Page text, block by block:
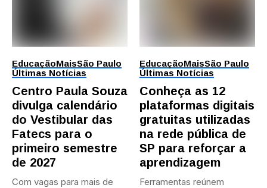
EducaçãoMaisSão Paulo
Últimas Notícias
Centro Paula Souza
divulga calendário
do Vestibular das
Fatecs para o
primeiro semestre
de 2027
Com vagas para mais de
EducaçãoMaisSão Paulo
Últimas Notícias
Conheça as 12
plataformas digitais
gratuitas utilizadas
na rede pública de
SP para reforçar a
aprendizagem
Ferramentas reúnem